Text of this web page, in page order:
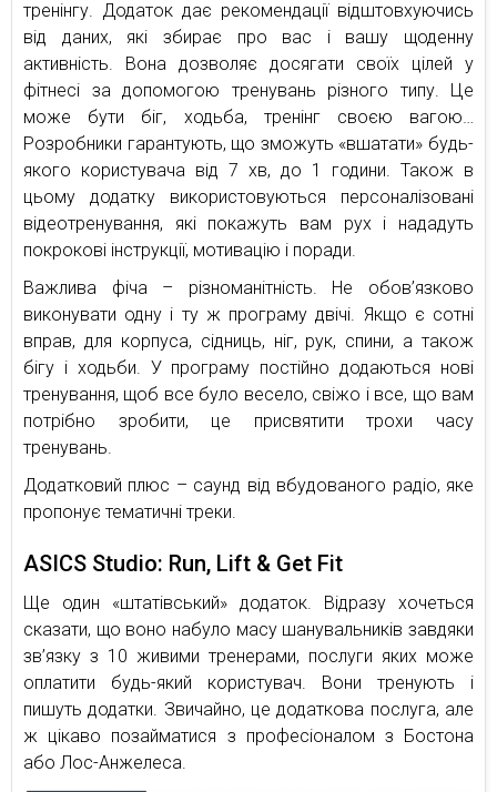
тренінгу. Додаток дає рекомендації відштовхуючись
від даних, які збирає про вас і вашу щоденну
активність. Вона дозволяє досягати своїх цілей у
фітнесі за допомогою тренувань різного типу. Це
може бути біг, ходьба, тренінг своєю вагою…
Розробники гарантують, що зможуть «вшатати» будь-
якого користувача від 7 хв, до 1 години. Також в
цьому додатку використовуються персоналізовані
відеотренування, які покажуть вам рух і нададуть
покрокові інструкції, мотивацію і поради.
Важлива фіча – різноманітність. Не обов’язково
виконувати одну і ту ж програму двічі. Якщо є сотні
вправ, для корпуса, сідниць, ніг, рук, спини, а також
бігу і ходьби. У програму постійно додаються нові
тренування, щоб все було весело, свіжо і все, що вам
потрібно зробити, це присвятити трохи часу
тренувань.
Додатковий плюс – саунд від вбудованого радіо, яке
пропонує тематичні треки.
ASICS Studio: Run, Lift & Get Fit
Ще один «штатівський» додаток. Відразу хочеться
сказати, що воно набуло масу шанувальників завдяки
зв’язку з 10 живими тренерами, послуги яких може
оплатити будь-який користувач. Вони тренують і
пишуть додатки. Звичайно, це додаткова послуга, але
ж цікаво позайматися з професіоналом з Бостона
або Лос-Анжелеса.